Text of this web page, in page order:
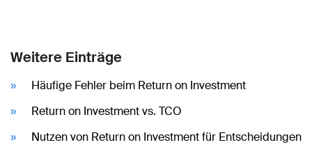
Weitere Einträge
Häufige Fehler beim Return on Investment
Return on Investment vs. TCO
Nutzen von Return on Investment für Entscheidungen